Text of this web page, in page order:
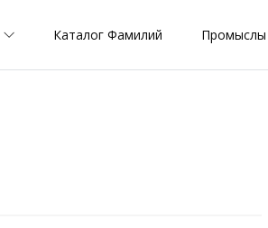
Каталог Фамилий Промыслы